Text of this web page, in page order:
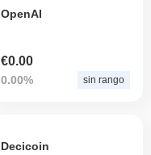
OpenAI
€0.00
0.00% sin rango
Decicoin